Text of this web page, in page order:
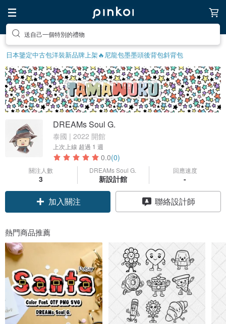
送自己一個特別的禮物
日本鑒定中古包洋裝新品牌上架🔥尼龍包墨墨頭後背包斜背包
DREAMs Soul G.
泰國 | 2022 開館
上次上線 超過 1 週
0.0(0)
關注人數
3
DREAMs Soul G.
新設計館
回應速度
-
加入關注 聯絡設計師
熱門商品推薦